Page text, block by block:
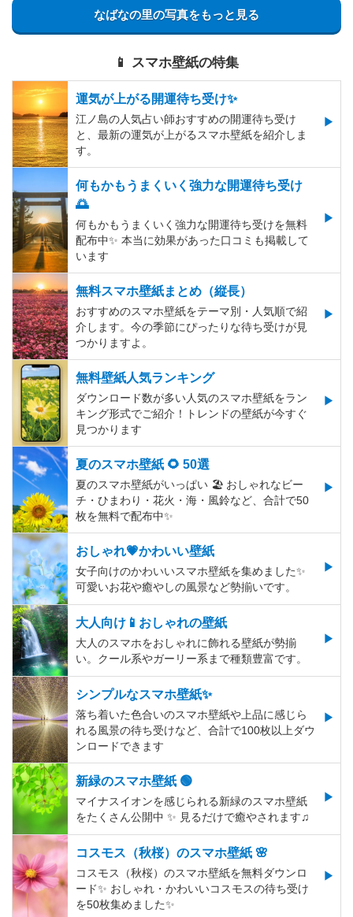
なばなの里の写真をもっと見る
📱 スマホ壁紙の特集
運気が上がる開運待ち受け✨
江ノ島の人気占い師おすすめの開運待ち受け
と、最新の運気が上がるスマホ壁紙を紹介しま
す。
何もかもうまくいく強力な開運待ち受け
🌅
何もかもうまくいく強力な開運待ち受けを無料
配布中✨️ 本当に効果があった口コミも掲載して
います
無料スマホ壁紙まとめ（縦長）
おすすめのスマホ壁紙をテーマ別・人気順で紹
介します。今の季節にぴったりな待ち受けが見
つかりますよ。
無料壁紙人気ランキング
ダウンロード数が多い人気のスマホ壁紙をラン
キング形式でご紹介！トレンドの壁紙が今すぐ
見つかります
夏のスマホ壁紙 🌻 50選
夏のスマホ壁紙がいっぱい 🏖 おしゃれなビー
チ・ひまわり・花火・海・風鈴など、合計で50
枚を無料で配布中✨
おしゃれ💗かわいい壁紙
女子向けのかわいいスマホ壁紙を集めました✨
可愛いお花や癒やしの風景など勢揃いです。
大人向け📱おしゃれの壁紙
大人のスマホをおしゃれに飾れる壁紙が勢揃
い。クール系やガーリー系まで種類豊富です。
シンプルなスマホ壁紙✨
落ち着いた色合いのスマホ壁紙や上品に感じら
れる風景の待ち受けなど、合計で100枚以上ダウ
ンロードできます
新緑のスマホ壁紙 🟢
マイナスイオンを感じられる新緑のスマホ壁紙
をたくさん公開中 ✨ 見るだけで癒やされます♫
コスモス（秋桜）のスマホ壁紙 🌸
コスモス（秋桜）のスマホ壁紙を無料ダウンロ
ード✨️ おしゃれ・かわいいコスモスの待ち受け
を50枚集めました✨️